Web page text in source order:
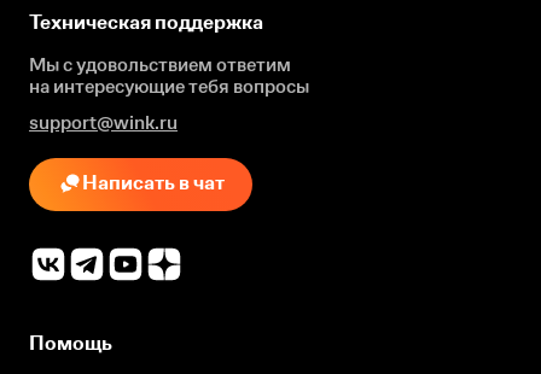
Техническая поддержка
Мы с удовольствием ответим
на интересующиетебя вопросы
support@wink.ru
Написать в чат
Помощь